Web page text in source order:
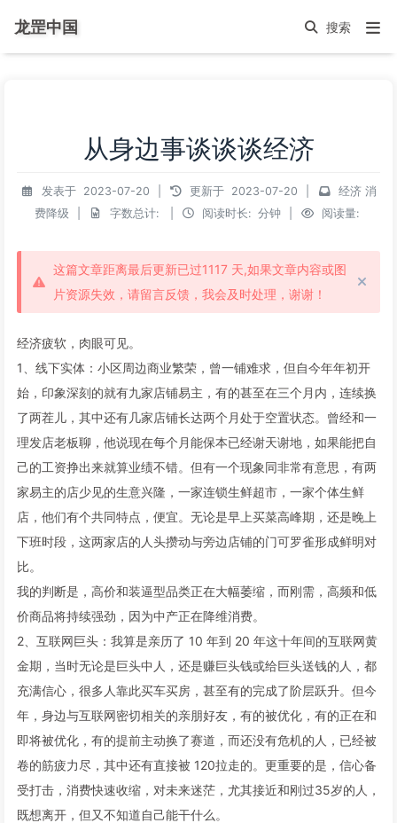
龙罡中国
从身边事谈谈谈经济
发表于 2023-07-20 更新于 2023-07-20 经济消
费降级
字数总计: 阅读时长: 分钟 阅读量:
这篇文章距离最后更新已过1117 天,如果文章内容或图
片资源失效，请留言反馈，我会及时处理，谢谢！
经济疲软，肉眼可见。
1、线下实体：小区周边商业繁荣，曾一铺难求，但自今年年初开
始，印象深刻的就有九家店铺易主，有的甚至在三个月内，连续换
了两茬儿，其中还有几家店铺长达两个月处于空置状态。曾经和一
理发店老板聊，他说现在每个月能保本已经谢天谢地，如果能把自
己的工资挣出来就算业绩不错。但有一个现象同非常有意思，有两
家易主的店少见的生意兴隆，一家连锁生鲜超市，一家个体生鲜
店，他们有个共同特点，便宜。无论是早上买菜高峰期，还是晚上
下班时段，这两家店的人头攒动与旁边店铺的门可罗雀形成鲜明对
比。
我的判断是，高价和装逼型品类正在大幅萎缩，而刚需，高频和低
价商品将持续强劲，因为中产正在降维消费。
2、互联网巨头：我算是亲历了 10 年到 20 年这十年间的互联网黄
金期，当时无论是巨头中人，还是赚巨头钱或给巨头送钱的人，都
充满信心，很多人靠此买车买房，甚至有的完成了阶层跃升。但今
年，身边与互联网密切相关的亲朋好友，有的被优化，有的正在和
即将被优化，有的提前主动换了赛道，而还没有危机的人，已经被
卷的筋疲力尽，其中还有直接被 120拉走的。更重要的是，信心备
受打击，消费快速收缩，对未来迷茫，尤其接近和刚过35岁的人，
既想离开，但又不知道自己能干什么。